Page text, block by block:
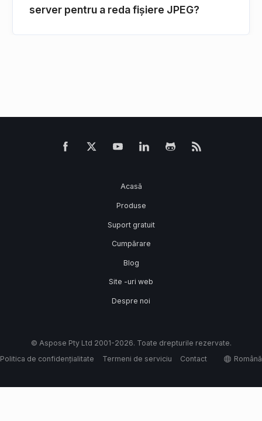
server pentru a reda fișiere JPEG?
Acasă
Produse
Suport gratuit
Cumpărare
Blog
Site -uri web
Despre noi
© Aspose Pty Ltd 2001-2026. Toate drepturile rezervate.
Politica de confidențialitate
Termeni de serviciu Contact Română